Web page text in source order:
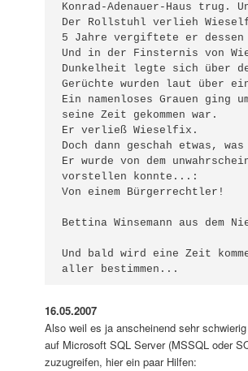
Konrad-Adenauer-Haus
Der Rollstuhl verlieh
5 Jahre vergiftete er dessen
Und in der Finsternis von
Dunkelheit legte sich über
Gerüchte wurden laut über
Ein namenloses Grauen ging
seine Zeit gekommen war.
Er verließ Wieselfix.
Doch dann geschah etwas,
Er wurde von dem
vorstellen konnte...:
Von einem Bürgerrechtler!
Bettina Winsemann aus dem
Und bald wird eine Zeit
aller bestimmen...
16.05.2007
Also weil es ja anscheinend sehr
auf Microsoft SQL Server (MSSQL oder
zuzugreifen, hier ein paar Hilfen: